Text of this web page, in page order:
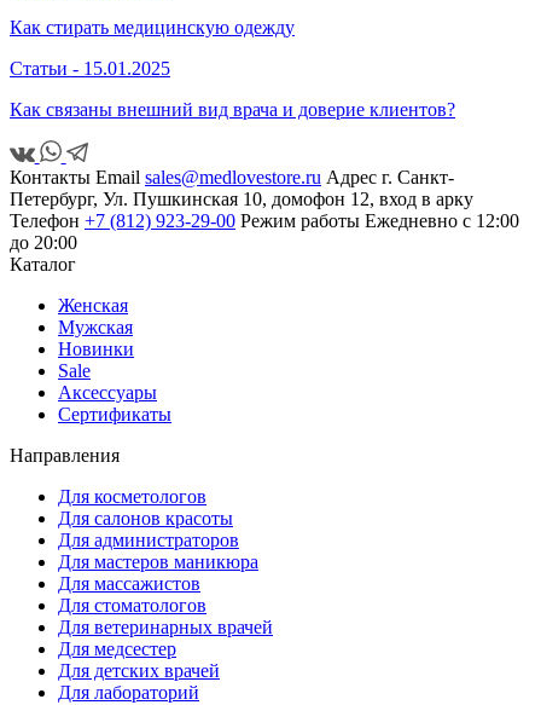
Как стирать медицинскую одежду
Статьи - 15.01.2025
Как связаны внешний вид врача и доверие клиентов?
Контакты Email sales@medlovestore.ru Адрес г. Санкт-
Петербург, Ул. Пушкинская 10, домофон 12, вход в арку
Телефон +7 (812) 923-29-00 Режим работы Ежедневно с 12:00
до 20:00
Каталог
Женская
Мужская
Новинки
Sale
Аксессуары
Сертификаты
Направления
Для косметологов
Для салонов красоты
Для администраторов
Для мастеров маникюра
Для массажистов
Для стоматологов
Для ветеринарных врачей
Для медсестер
Для детских врачей
Для лабораторий